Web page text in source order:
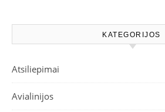
KATEGORIJOS
Atsiliepimai
Avialinijos